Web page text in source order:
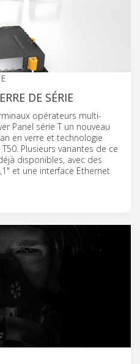
DE SÉRIE
opérateurs multi-
Panel série T un nouveau
en verre et technologie
Plusieurs variantes de ce
disponibles, avec des
et une interface Ethernet